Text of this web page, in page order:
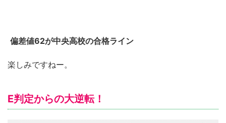
偏差値62が中央高校の合格ライン
楽しみですねー。
E判定からの大逆転！